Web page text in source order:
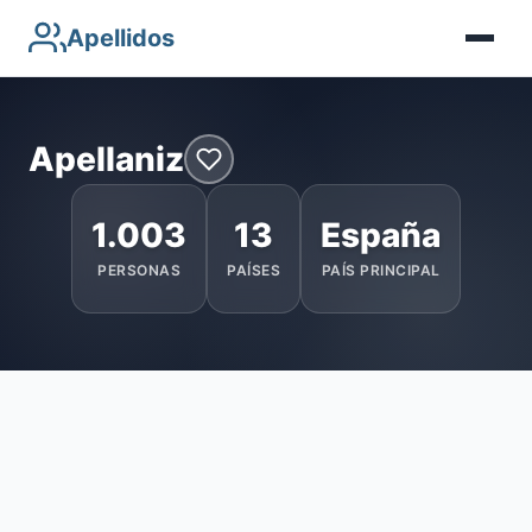
Apellidos
Apellaniz
1.003
PERSONAS
13
PAÍSES
España
PAÍS PRINCIPAL